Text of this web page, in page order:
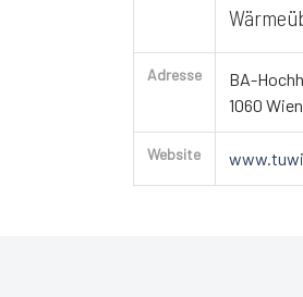
Adresse
BA-
1060 Wien
Website